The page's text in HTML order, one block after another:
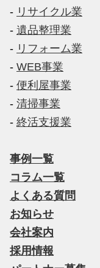
- リサイクル業
- 遺品整理業
- リフォーム業
- WEB事業
- 便利屋事業
- 清掃事業
- 終活支援業
事例一覧
コラム一覧
よくある質問
お知らせ
会社案内
採用情報